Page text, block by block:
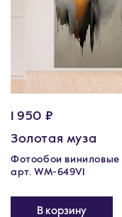
1 950 ₽
Золотая муза
Фотообои виниловые
арт. WM-649V1
В корзину